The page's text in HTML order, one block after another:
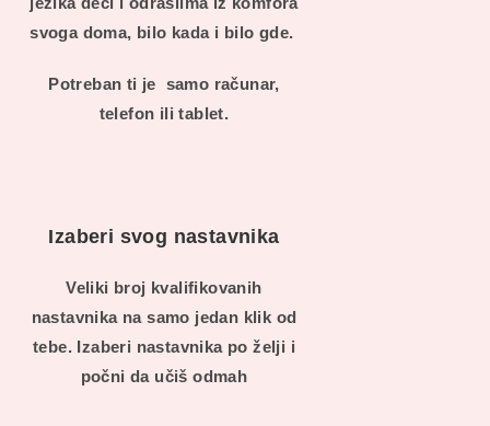
svoga doma, bilo kada i bilo gde.
Potreban ti je samo računar,
telefon ili tablet.
Izaberi svog nastavnika
Veliki broj kvalifikovanih
nastavnika na samo jedan klik od
tebe. Izaberi nastavnika po želji i
počni da učiš odmah